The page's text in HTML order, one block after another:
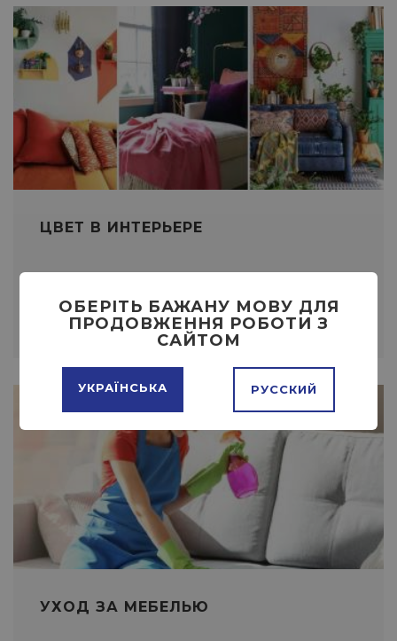
ЦВЕТ В ИНТЕРЬЕРЕ
ПОДРОБНЕЕ
УХОД ЗА МЕБЕЛЬЮ
ОБЕРІТЬ БАЖАНУ МОВУ ДЛЯ
ПРОДОВЖЕННЯ РОБОТИ З
САЙТОМ
УКРАЇНСЬКА РУССКИЙ